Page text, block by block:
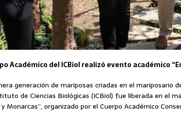
Académico del ICBiol realizó evento académico
generación de mariposas criadas en el mariposario
de Ciencias Biológicas (ICBiol) fue liberada en el
Monarcas”, organizado por el Cuerpo Académico